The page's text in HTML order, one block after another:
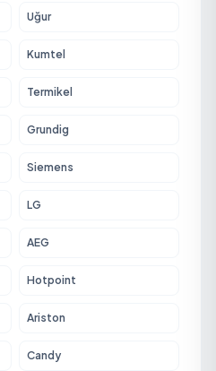
Uğur
Kumtel
Termikel
Grundig
Siemens
LG
AEG
Hotpoint
Ariston
Candy